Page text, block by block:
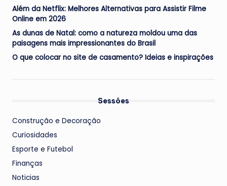
Além da Netflix: Melhores Alternativas para Assistir Filme
Online em 2026
As dunas de Natal: como a natureza moldou uma das
paisagens mais impressionantes do Brasil
O que colocar no site de casamento? Ideias e inspirações
Sessões
Construção e Decoração
Curiosidades
Esporte e Futebol
Finanças
Noticias